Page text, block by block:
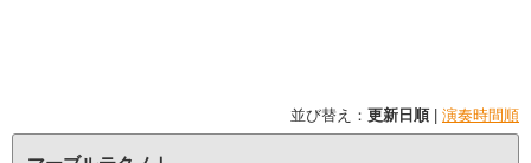
並び替え： 更新日順| 演奏時間順